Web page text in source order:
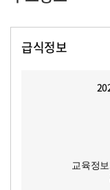
급식정보
교육정